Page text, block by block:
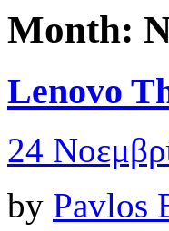
Month:
Lenovo
24
by Pavlos